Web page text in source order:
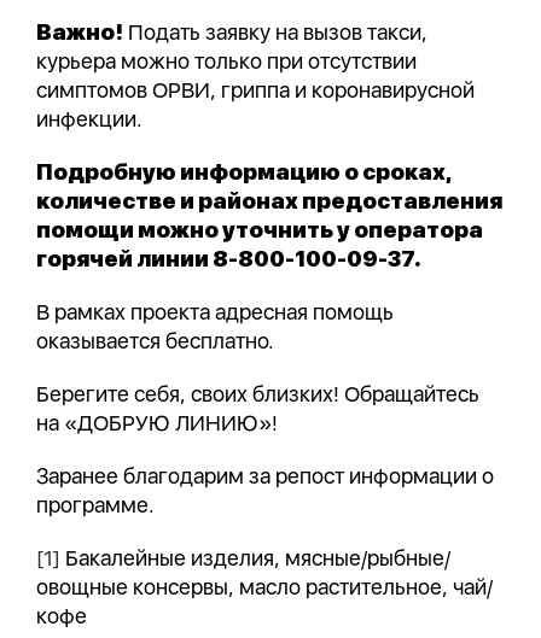
Важно! Подать заявку на вызов такси,
курьера можно только при отсутствии
симптомов ОРВИ, гриппа и коронавирусной
инфекции.
Подробную информацию о сроках,
количестве и районах предоставления
помощи можно уточнить у оператора
горячей линии 8-800-100-09-37.
В рамках проекта адресная помощь
оказывается бесплатно.
Берегите себя, своих близких! Обращайтесь
на «ДОБРУЮ ЛИНИЮ»!
Заранее благодарим за репост информации о
программе.
[1] Бакалейные изделия, мясные/рыбные/
овощные консервы, масло растительное, чай/
кофе